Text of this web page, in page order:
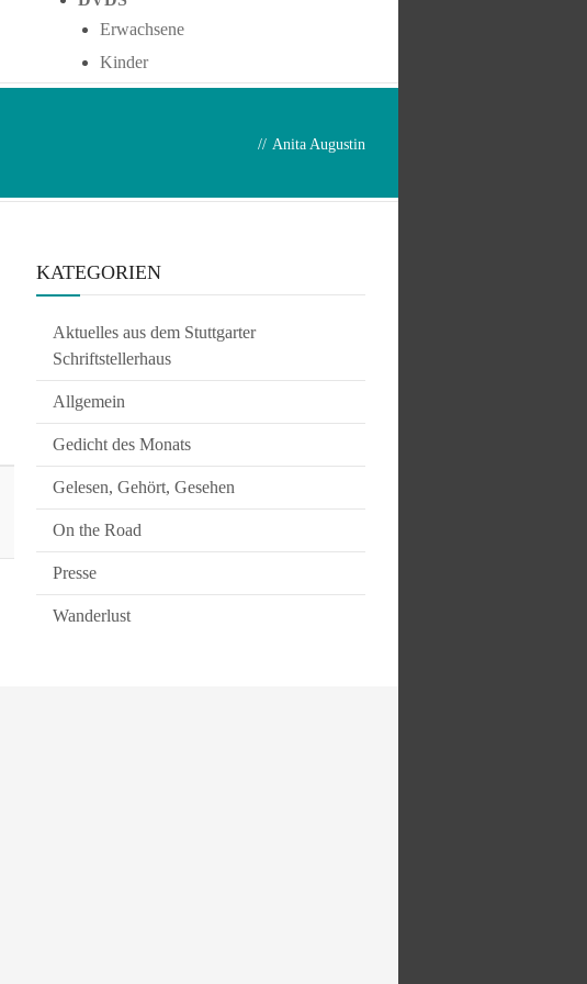
Erwachsene
Kinder
// Anita Augustin
KATEGORIEN
Aktuelles aus dem Stuttgarter
Schriftstellerhaus
Allgemein
Gedicht des Monats
Gelesen, Gehört, Gesehen
On the Road
Presse
Wanderlust